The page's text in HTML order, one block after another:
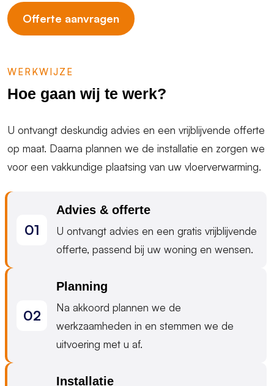
Offerte aanvragen
WERKWIJZE
Hoe gaan wij te werk?
U ontvangt deskundig advies en een vrijblijvende offerte
op maat. Daarna plannen we de installatie en zorgen we
voor een vakkundige plaatsing van uw vloerverwarming.
Advies & offerte
U ontvangt advies en een gratis vrijblijvende
offerte, passend bij uw woning en wensen.
Planning
Na akkoord plannen we de
werkzaamheden in en stemmen we de
uitvoering met u af.
Installatie